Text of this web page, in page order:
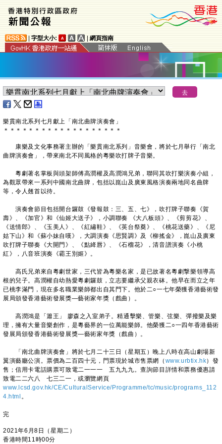
字型大小: 網頁指南
樂貫南北系列七月獻上「南北曲牌演奏會」
＊ ＊ ＊ ＊ ＊ ＊ ＊ ＊ ＊ ＊ ＊ ＊ ＊ ＊ ＊ ＊ ＊ ＊ ＊
康樂及文化事務署主辦的「樂貫南北系列」音樂會，將於七月舉行「南北
曲牌演奏會」，帶來南北不同風格的粵樂吹打牌子音樂。
粵劇著名掌板與頭架師傅高潤權及高潤鴻兄弟，聯同其吹打樂演奏小組，
為觀眾帶來一系列中國南北曲牌，包括以崑山及廣東風格演奏兩地同名曲牌
等，令人翹首以待。
演奏會節目包括開台鑼鼓《發報鼓：三、五、七》，吹打牌子聯奏《賀
壽》、《加官》和《仙姬大送子》，小調聯奏 《大八板頭》、《剪剪花》、
《送情郎》、《玉美人》、《紅繡鞋》、《英台祭奠》、《桃花送藥》、《尼
姑下山》和《蘇小妹自嘆》，大調演奏《思賢調》及《柳搖金》，崑山及廣東
吹打牌子聯奏《大開門》、《點絳唇》、《石榴花》，清音譜演奏《小桃
紅》，八音班演奏《霸王別姬》。
高氏兄弟來自粵劇世家，三代皆為粵樂名家，是已故著名粵劇撃樂領導高
根的兒子。高潤權自幼熱愛粵劇鑼鼓，立志要繼承父親衣砵。他早在而立之年
已桃李滿門，現在多名職業樂師都出自其門下。他於二○一七年榮獲香港藝術發
展局頒發香港藝術發展獎—藝術家年獎（戲曲）。
高潤鴻是「簫王」 廖森之入室弟子。精通擊樂、管樂、弦樂、彈撥樂及樂
理，擁有大量音樂創作，是粵藝界的一位萬能樂師。他榮獲二○一四年香港藝術
發展局頒發香港藝術發展獎—藝術家年獎（戲曲）。
「南北曲牌演奏會」將於七月二十三日（星期五）晚上八時在高山劇場新
翼演藝廳公演。票價為二百四十元，門票現於城市售票網（ www.urbtix.hk）發
售；信用卡電話購票可致電二一一一 五九九九。查詢節目詳情和票務優惠請
致電二二六八 七三二一，或瀏覽網頁
www.lcsd.gov.hk/CE/CulturalService/Programme/tc/music/programs_112
4.html 。
完
2021年6月8日（星期二）
香港時間11時00分